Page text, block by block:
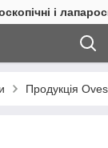
і
Продукція